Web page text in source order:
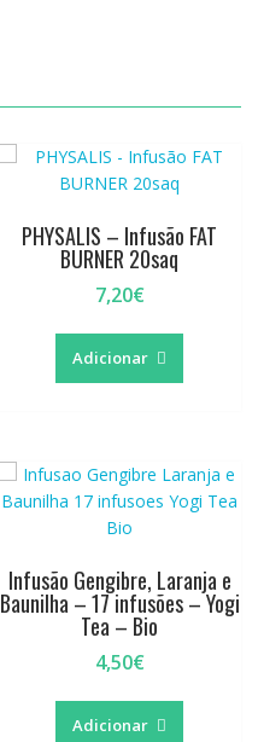
PHYSALIS – Infusão FAT
BURNER 20saq
7,20€
Adicionar
Infusão Gengibre, Laranja e
Baunilha – 17 infusões – Yogi
Tea – Bio
4,50€
Adicionar